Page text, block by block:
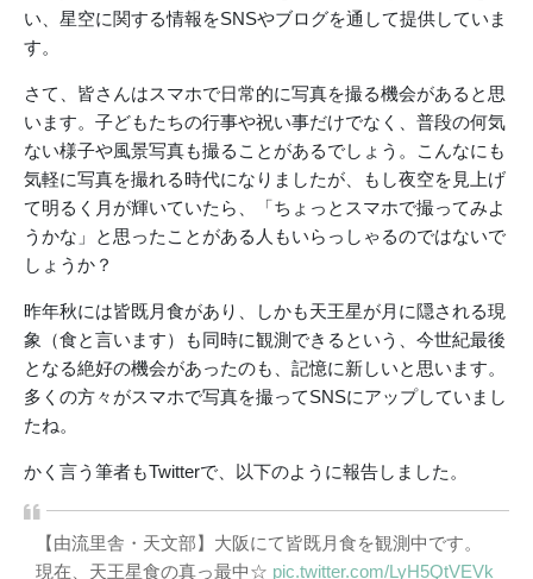
い、星空に関する情報をSNSやブログを通して提供していま
す。
さて、皆さんはスマホで日常的に写真を撮る機会があると思
います。子どもたちの行事や祝い事だけでなく、普段の何気
ない様子や風景写真も撮ることがあるでしょう。こんなにも
気軽に写真を撮れる時代になりましたが、もし夜空を見上げ
て明るく月が輝いていたら、「ちょっとスマホで撮ってみよ
うかな」と思ったことがある人もいらっしゃるのではないで
しょうか？
昨年秋には皆既月食があり、しかも天王星が月に隠される現
象（食と言います）も同時に観測できるという、今世紀最後
となる絶好の機会があったのも、記憶に新しいと思います。
多くの方々がスマホで写真を撮ってSNSにアップしていまし
たね。
かく言う筆者もTwitterで、以下のように報告しました。
【由流里舎・天文部】大阪にて皆既月食を観測中です。
現在、天王星食の真っ最中☆ pic.twitter.com/LyH5QtVEVk